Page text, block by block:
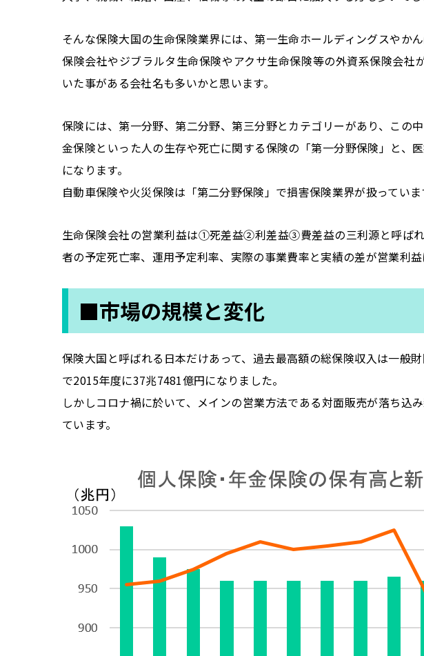
そんな保険大国の生命保険業界には、第一生命ホールディングスやか
保険会社やジブラルタ生命保険やアクサ生命保険等の外資系保険会社
いた事がある会社名も多いかと思います。
保険には、第一分野、第二分野、第三分野とカテゴリーがあり、この
金保険といった人の生存や死亡に関する保険の「第一分野保険」と、
になります。
自動車保険や火災保険は「第二分野保険」で損害保険業界が扱っていま
生命保険会社の営業利益は①死差益②利差益③費差益の三利源と呼ば
者の予定死亡率、運用予定利率、実際の事業費率と実績の差が営業利益
■市場の規模と変化
保険大国と呼ばれる日本だけあって、過去最高額の総保険収入は一般
で2015年度に37兆7481億円になりました。
しかしコロナ禍に於いて、メインの営業方法である対面販売が落ち込
ています。